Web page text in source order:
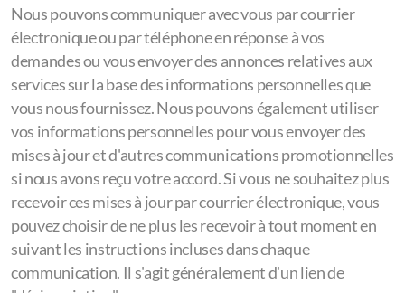
Nous pouvons communiquer avec vous par courrier
électronique ou par téléphone en réponse à vos
demandes ou vous envoyer des annonces relatives aux
services sur la base des informations personnelles que
vous nous fournissez. Nous pouvons également utiliser
vos informations personnelles pour vous envoyer des
mises à jour et d'autres communications promotionnelles
si nous avons reçu votre accord. Si vous ne souhaitez plus
recevoir ces mises à jour par courrier électronique, vous
pouvez choisir de ne plus les recevoir à tout moment en
suivant les instructions incluses dans chaque
communication. Il s'agit généralement d'un lien de